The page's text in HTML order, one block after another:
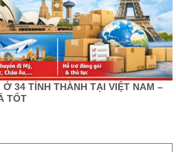
34 TỈNH THÀNH TẠI VIỆT NAM –
TỐT